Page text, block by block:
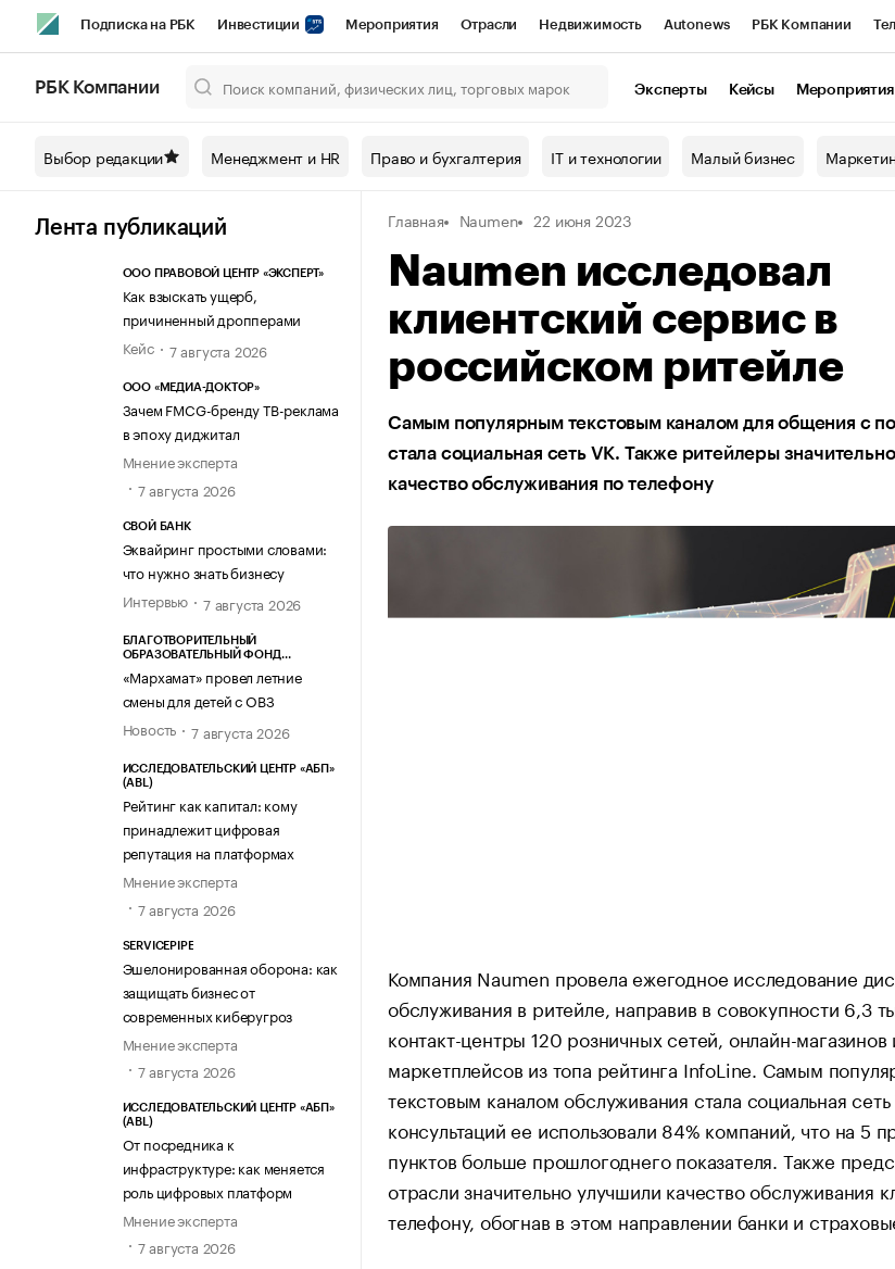
Подписка на РБК Инвестиции Мероприятия Отрасли Недвижимость Autonews РБК Компании
Спецпроекты СПб Конференции СПб Спецпроекты Проверка контрагентов
Технологии и медиа Рынок наличной валюты
РБК Компании Эксперты Кейсы Мероприятия
Выбор редакции Менеджмент и HR Право и бухгалтерия IT и технологии Малый бизнес
Лента публикаций
ООО ПРАВОВОЙ ЦЕНТР «ЭКСПЕРТ»
Как взыскать ущерб,
причиненный дропперами
Кейс
7 августа 2026
ООО «МЕДИА-ДОКТОР»
Зачем FMCG-бренду ТВ-реклама
в эпоху диджитал
Мнение эксперта
7 августа 2026
СВОЙ БАНК
Эквайринг простыми словами:
что нужно знать бизнесу
Интервью
7 августа 2026
БЛАГОТВОРИТЕЛЬНЫЙ
ОБРАЗОВАТЕЛЬНЫЙ ФОНД
«Мархамат» провел летние
смены для детей с ОВЗ
Новость
7 августа 2026
ИССЛЕДОВАТЕЛЬСКИЙ ЦЕНТР «АБП»
(ABL)
Рейтинг как капитал: кому
принадлежит цифровая
репутация на платформах
Мнение эксперта
7 августа 2026
SERVICEPIPE
Эшелонированная оборона: как
защищать бизнес от
современных киберугроз
Мнение эксперта
7 августа 2026
ИССЛЕДОВАТЕЛЬСКИЙ ЦЕНТР «АБП»
(ABL)
От посредника к
инфраструктуре: как меняется
роль цифровых платформ
Мнение эксперта
7 августа 2026
Главная Naumen 22 июня 2023
Naumen исследовал
клиентский сервис в
российском ритейле
Самым популярным текстовым каналом для общения с
стала социальная сеть VK. Также ритейлеры
качество обслуживания по телефону
Компания Naumen провела ежегодное исследование
обслуживания в ритейле, направив в совокупности 6,3
контакт-центры 120 розничных сетей, онлайн-магазинов
маркетплейсов из топа рейтинга InfoLine. Самым
текстовым каналом обслуживания стала социальная
консультаций ее использовали 84% компаний, что на 5
пунктов больше прошлогоднего показателя. Также
отрасли значительно улучшили качество обслуживания
телефону, обогнав в этом направлении банки и